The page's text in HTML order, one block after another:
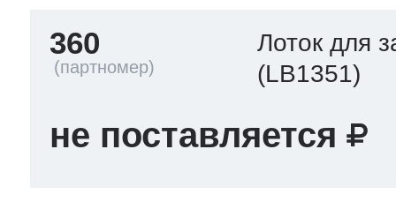
360
Лоток для
(LB1351)
не поставляется